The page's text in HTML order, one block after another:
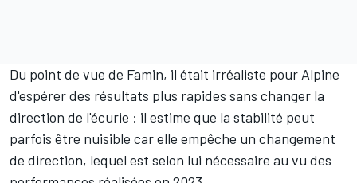
Du point de vue de Famin, il était irréaliste pour Alpine
d'espérer des résultats plus rapides sans changer la
direction de l'écurie : il estime que la stabilité peut
parfois être nuisible car elle empêche un changement
de direction, lequel est selon lui nécessaire au vu des